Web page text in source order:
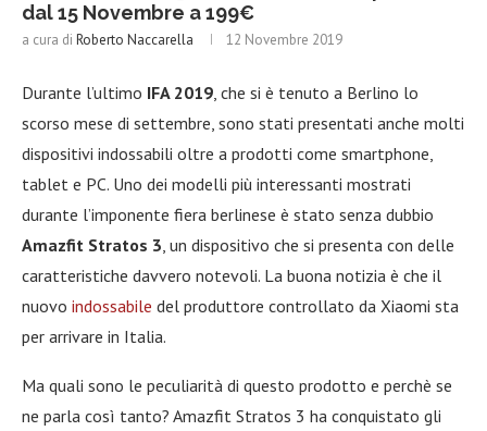
dal 15 Novembre a 199€
a cura di Roberto Naccarella 12 Novembre 2019
Durante l’ultimo IFA 2019 , che si è tenuto a Berlino lo
scorso mese di settembre, sono stati presentati anche molti
dispositivi indossabili oltre a prodotti come smartphone,
tablet e PC. Uno dei modelli più interessanti mostrati
durante l’imponente fiera berlinese è stato senza dubbio
Amazfit Stratos 3 , un dispositivo che si presenta con delle
caratteristiche davvero notevoli. La buona notizia è che il
nuovo indossabile del produttore controllato da Xiaomi sta
per arrivare in Italia.
Ma quali sono le peculiarità di questo prodotto e perchè se
ne parla così tanto? Amazfit Stratos 3 ha conquistato gli